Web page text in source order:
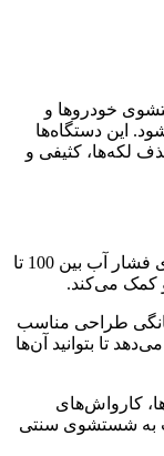
خودروها و
این دستگاه‌ها
لکه‌ها، کثیفی و
این دستگاه‌ها معمولاً دارای فشار آب بین 100 تا
طراحی مناسب
تا بتوانید آن‌ها
کارواش‌های
به شستشوی سنتی